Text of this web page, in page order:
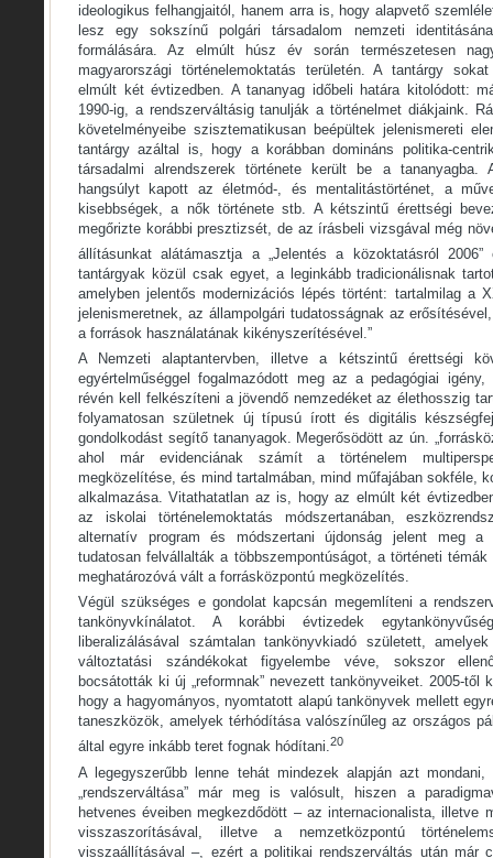
ideologikus felhangjaitól, hanem arra is, hogy alapvető
lesz egy sokszínű polgári társadalom nemzeti
formálására. Az elmúlt húsz év során természetesen
magyarországi történelemoktatás területén. A tantárgy
elmúlt két évtizedben. A tananyag időbeli határa kitolódott:
1990-ig, a rendszerváltásig tanulják a történelmet diákjaink.
követelményeibe szisztematikusan beépültek jelenismereti
tantárgy azáltal is, hogy a korábban domináns politika-
társadalmi alrendszerek története került be a tananyagba.
hangsúlyt kapott az életmód-, és mentalitástörténet, a
kisebbségek, a nők története stb. A kétszintű érettségi
megőrizte korábbi presztizsét, de az írásbeli vizsgával még
állításunkat alátámasztja a „Jelentés a közoktatásról
tantárgyak közül csak egyet, a leginkább tradicionálisnak
amelyben jelentős modernizációs lépés történt: tartalmilag a
jelenismeretnek, az állampolgári tudatosságnak az
a források használatának kikényszerítésével.”
A Nemzeti alaptantervben, illetve a kétszintű érettségi
egyértelműséggel fogalmazódott meg az a pedagógiai igény,
révén kell felkészíteni a jövendő nemzedéket az élethosszig
folyamatosan születnek új típusú írott és digitális
gondolkodást segítő tananyagok. Megerősödött az ún.
ahol már evidenciának számít a történelem
megközelítése, és mind tartalmában, mind műfajában sokféle,
alkalmazása. Vitathatatlan az is, hogy az elmúlt két
az iskolai történelemoktatás módszertanában,
alternatív program és módszertani újdonság jelent meg a
tudatosan felvállalták a többszempontúságot, a történeti
meghatározóvá vált a forrásközpontú megközelítés.
Végül szükséges e gondolat kapcsán megemlíteni a
tankönyvkínálatot. A korábbi évtizedek
liberalizálásával számtalan tankönyvkiadó született,
változtatási szándékokat figyelembe véve, sokszor
bocsátották ki új „reformnak” nevezett tankönyveiket. 2005-től
hogy a hagyományos, nyomtatott alapú tankönyvek mellett
taneszközök, amelyek térhódítása valószínűleg az országos
által egyre inkább teret fognak hódítani.20
A legegyszerűbb lenne tehát mindezek alapján azt
„rendszerváltása” már meg is valósult, hiszen a
hetvenes éveiben megkezdődött – az internacionalista, illetve
visszaszorításával, illetve a nemzetközpontú
visszaállításával –, ezért a politikai rendszerváltás után már